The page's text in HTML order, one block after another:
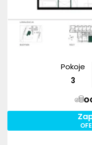
Pokoje
3